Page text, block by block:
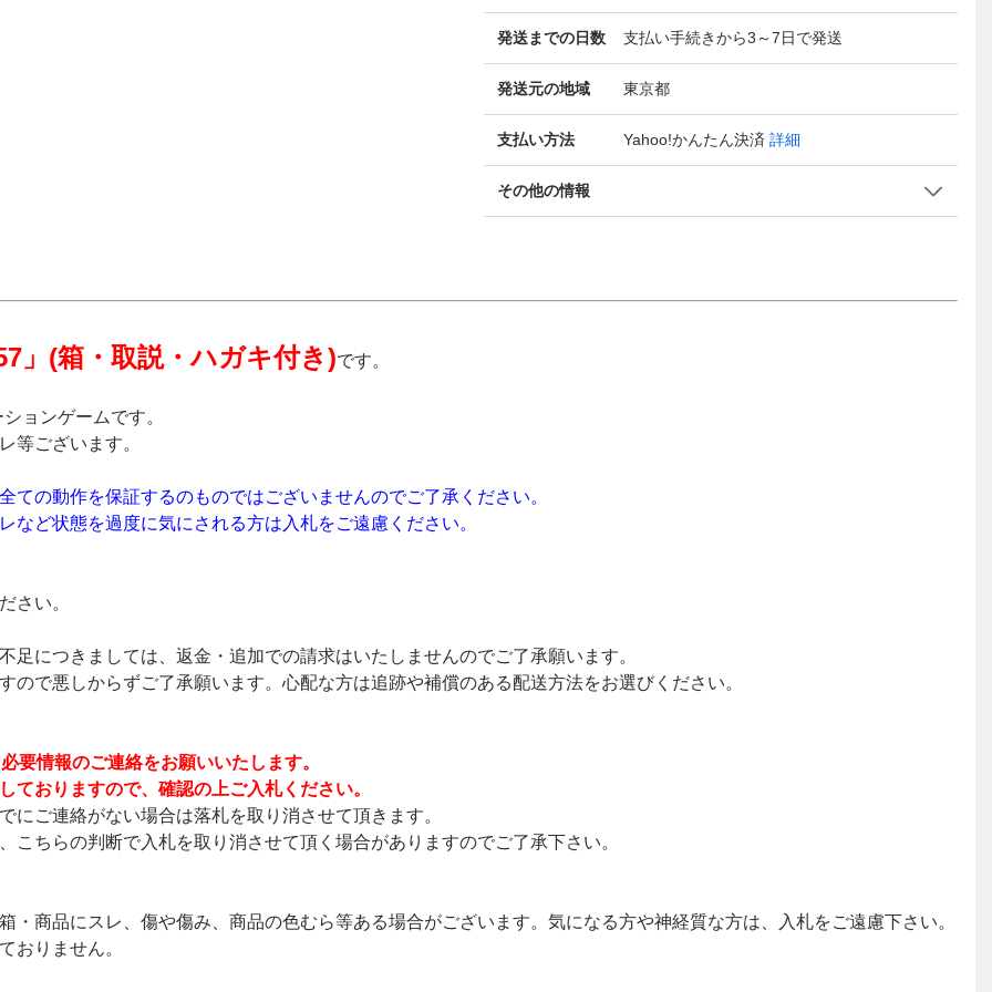
発送までの日数 支払い手続きから3～7日で発送
発送元の地域 東京都
支払い方法 Yahoo!かんたん決済 詳細
その他の情報